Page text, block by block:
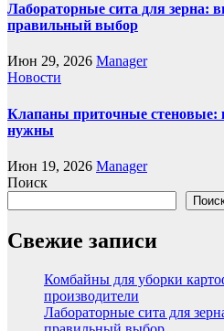
Лабораторные сита для зерна:
правильный выбор
Июн 29, 2026 Manager
Новости
Клапаны приточные стеновые:
нужны
Июн 19, 2026 Manager
Поиск
Свежие записи
Комбайны для уборки
производители
Лабораторные сита для